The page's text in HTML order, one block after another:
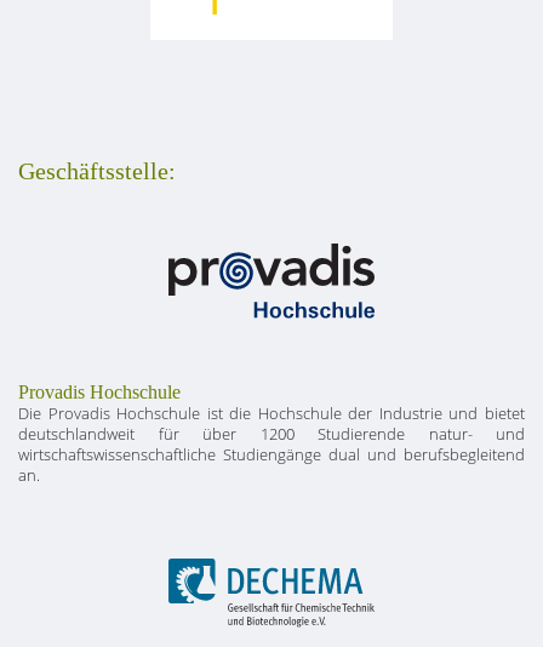
Geschäftsstelle:
Provadis Hochschule
Die Provadis Hochschule ist die Hochschule der Industrie und bietet
deutschlandweit für über 1200 Studierende natur- und
wirtschaftswissenschaftliche Studiengänge dual und berufsbegleitend
an.